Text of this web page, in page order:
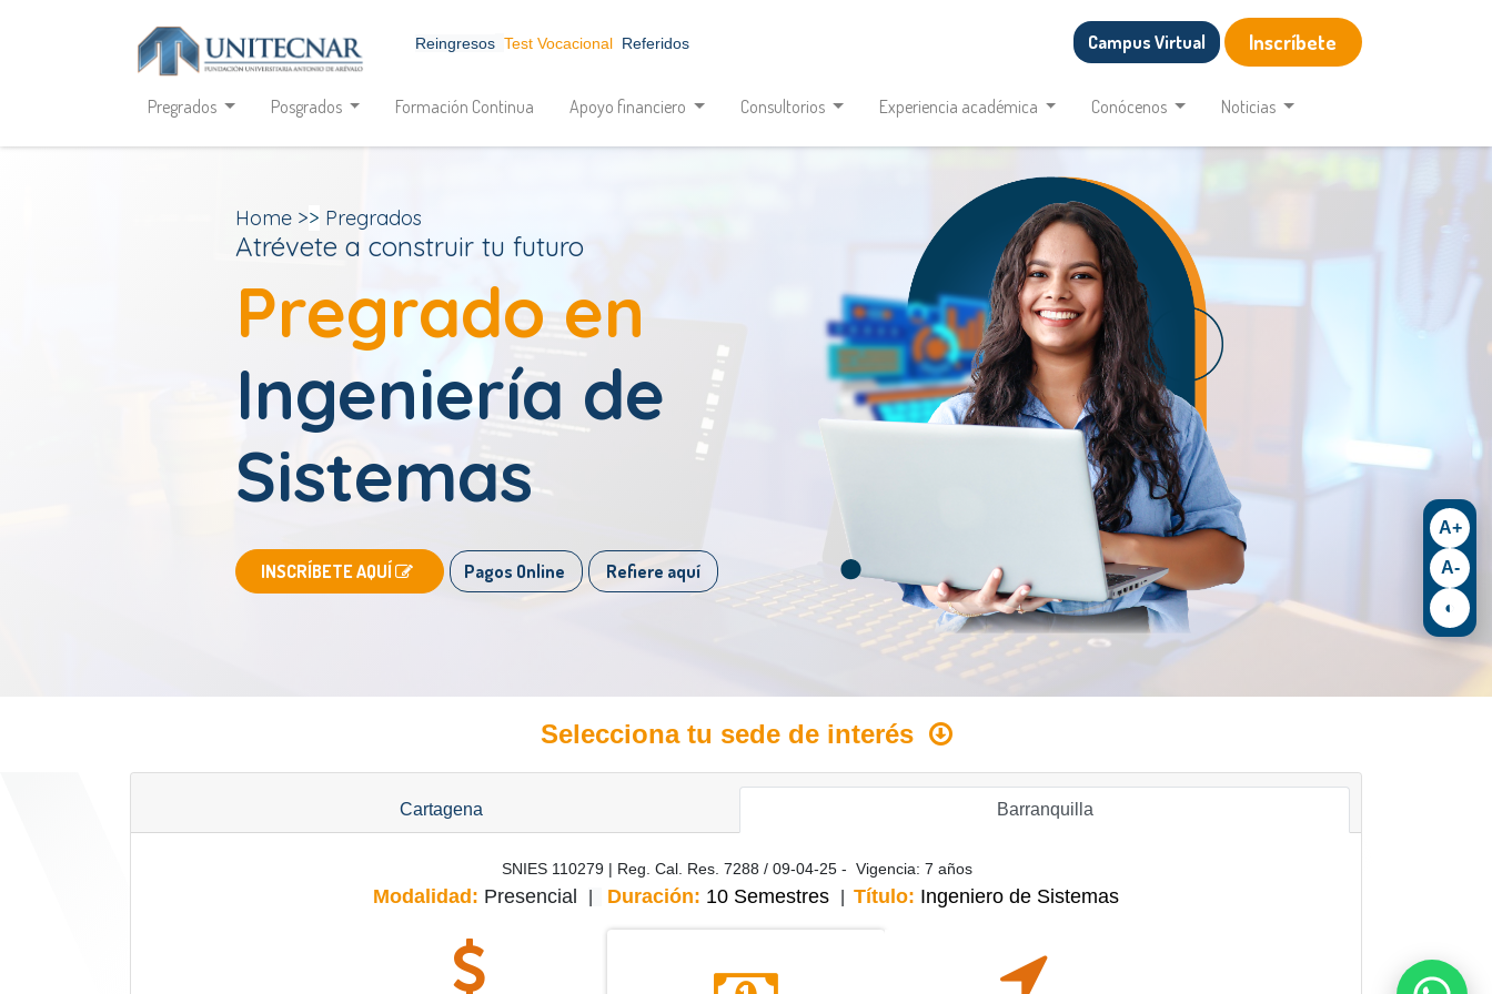
Reingresos Test Vocacional Referidos Campus Virtual Inscríbete
Pregrados Posgrados Formación Continua Apoyo financiero Consultorios Experiencia académica Conócenos Noticias
Home >> Pregrados
Atrévete a construir tu futuro
Pregrado en
Ingeniería de
Sistemas
​INSCRÍBETE AQUÍ Pagos Online ​ Refiere aquí
Selecciona tu sede de interés
Cartagena Barranquilla
SNIES 110279 | Reg. Cal. Res. 7288 / 09-04-25 - Vigencia: 7 años
Modalidad: Presencial Duración: 10 Semestres Título: Ingeniero de Sistemas
A+
A-
◐